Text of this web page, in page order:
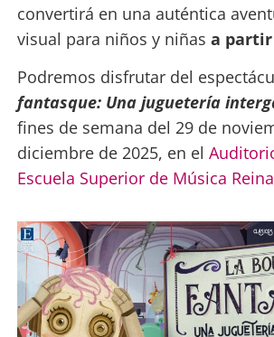
convertirá en una auténtica
visual para niños y niñas a partir
Podremos disfrutar del
fantasque: Una juguetería
fines de semana del 29 de
diciembre de 2025, en el
Escuela Superior de Música